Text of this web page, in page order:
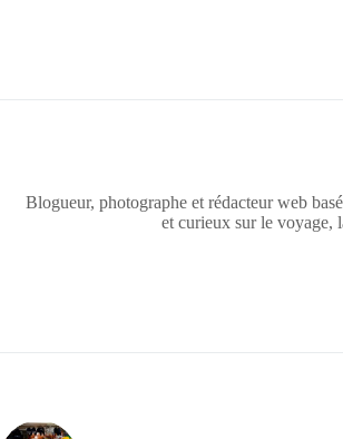
Blogueur, photographe et rédacteur web
et curieux sur le voyage,